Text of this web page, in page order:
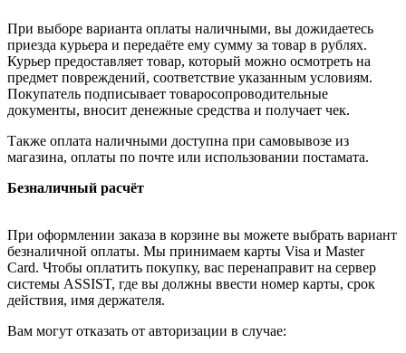
При выборе варианта оплаты наличными, вы дожидаетесь
приезда курьера и передаёте ему сумму за товар в рублях.
Курьер предоставляет товар, который можно осмотреть на
предмет повреждений, соответствие указанным условиям.
Покупатель подписывает товаросопроводительные
документы, вносит денежные средства и получает чек.
Также оплата наличными доступна при самовывозе из
магазина, оплаты по почте или использовании постамата.
Безналичный расчёт
При оформлении заказа в корзине вы можете выбрать вариант
безналичной оплаты. Мы принимаем карты Visa и Master
Card. Чтобы оплатить покупку, вас перенаправит на сервер
системы ASSIST, где вы должны ввести номер карты, срок
действия, имя держателя.
Вам могут отказать от авторизации в случае: